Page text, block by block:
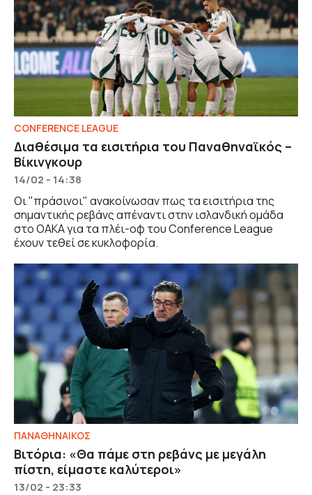
CONFERENCE LEAGUE
Διαθέσιμα τα εισιτήρια του Παναθηναϊκός –
Βίκινγκουρ
14/02 - 14:38
Οι "πράσινοι" ανακοίνωσαν πως τα εισιτήρια της
σημαντικής ρεβάνς απέναντι στην ισλανδική ομάδα
στο ΟΑΚΑ για τα πλέι-οφ του Conference League
έχουν τεθεί σε κυκλοφορία.
ΠΑΝΑΘΗΝΑΙΚΟΣ
Βιτόρια: «Θα πάμε στη ρεβάνς με μεγάλη
πίστη, είμαστε καλύτεροι»
13/02 - 23:33